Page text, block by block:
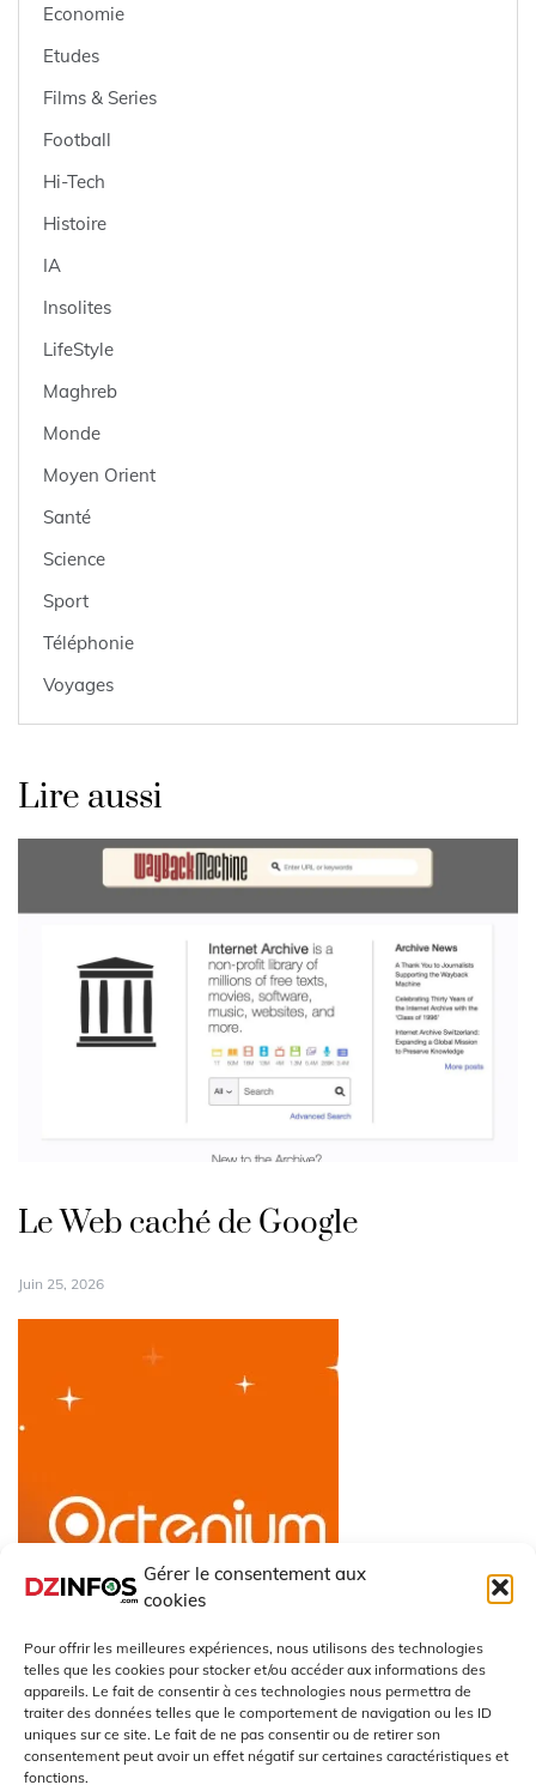
Gérer le consentement aux
cookies
Pour offrir les meilleures expériences, nous utilisons des technologies
telles que les cookies pour stocker et/ou accéder aux informations des
appareils. Le fait de consentir à ces technologies nous permettra de
traiter des données telles que le comportement de navigation ou les ID
uniques sur ce site. Le fait de ne pas consentir ou de retirer son
consentement peut avoir un effet négatif sur certaines caractéristiques et
fonctions.
Economie
Etudes
Films & Series
Football
Hi-Tech
Histoire
IA
Insolites
LifeStyle
Maghreb
Monde
Moyen Orient
Santé
Science
Sport
Téléphonie
Voyages
Lire aussi
Le Web caché de Google
Juin 25, 2026
Octenium : panique chez